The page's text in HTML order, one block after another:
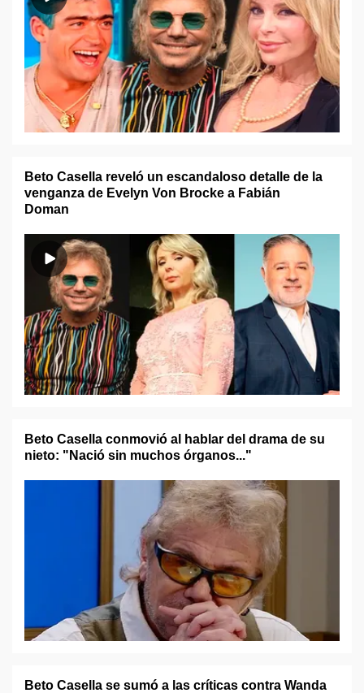
Beto Casella reveló un escandaloso detalle de la
venganza de Evelyn Von Brocke a Fabián
Doman
Beto Casella conmovió al hablar del drama de su
nieto: "Nació sin muchos órganos..."
Beto Casella se sumó a las críticas contra Wanda